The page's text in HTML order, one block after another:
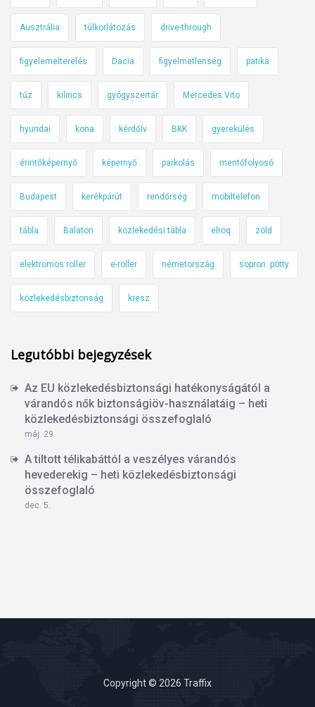
Ausztrália túlkorlátozás drive-through
figyelemelterelés Dacia figyelmetlenség patika
tűz kilincs gyógyszertár Mercedes Vito
hyundai kona kérdőív BKK gyerekülés
érintőképernyő képernyő parkolás mentőfolyosó
Budapest kerékpárút rendőrség mobiltelefon
tábla Balaton közlekedési tábla elroq zöld
elektromos roller e-roller németország sopron. pötty
közlekedésbiztonság kresz
Legutóbbi bejegyzések
Az EU közlekedésbiztonsági hatékonyságától a
várandós nők biztonságiöv-használatáig – heti
közlekedésbiztonsági összefoglaló
máj. 29.
A tiltott télikabáttól a veszélyes várandós
hevederekig – heti közlekedésbiztonsági
összefoglaló
dec. 5.
Copyright © 2026 Traffix